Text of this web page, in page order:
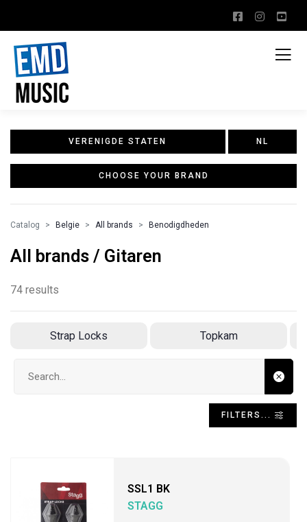
VERENIGDE STATEN NL
CHOOSE YOUR BRAND
Catalog Belgie All brands Benodigdheden
All brands / Gitaren
74 results
Strap Locks Topkam
FILTERS...
SSL1 BK
STAGG